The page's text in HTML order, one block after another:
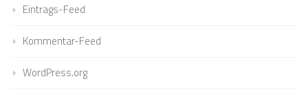
Eintrags-Feed
Kommentar-Feed
WordPress.org